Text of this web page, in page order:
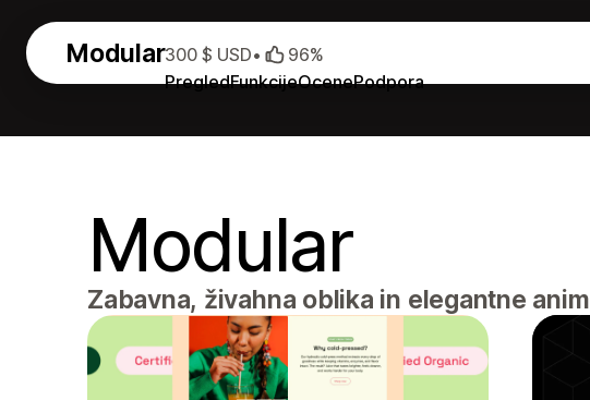
Modular
PregledFunkcijeOcenePodpora
300 $ USD• 96%
Modular
Zabavna, živahna oblika in elegantne